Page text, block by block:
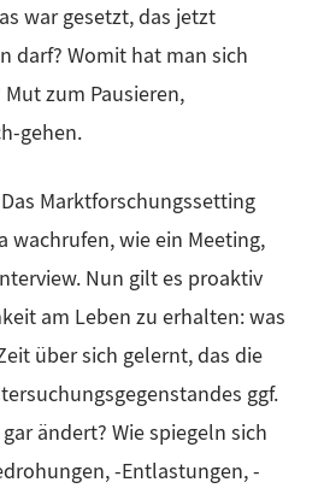
war gesetzt, das jetzt
darf? Womit hat man sich
zum Pausieren,
gehen.
Marktforschungssetting
wachrufen, wie ein Meeting,
Nun gilt es proaktiv
am Leben zu erhalten: was
über sich gelernt, das die
ggf.
ändert? Wie spiegeln sich
-Entlastungen, -